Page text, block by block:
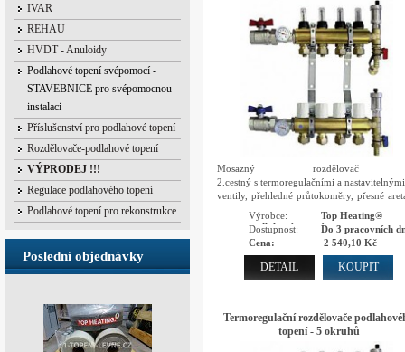
IVAR
REHAU
HVDT - Anuloidy
Podlahové topení svépomocí -
STAVEBNICE pro svépomocnou
instalaci
Příslušenství pro podlahové topení
Rozdělovače-podlahové topení
VÝPRODEJ !!!
Regulace podlahového topení
Podlahové topení pro rekonstrukce
Poslední objednávky
Mosazný
2.cestný s termoregulačními a
ventily, přehledné průtokoměry, přesné
vypouštěcí ventily
Výrobce:
Top Heating®
podlahové topení
Dostupnost:
Do 3 pracovních
Cena:
2 540,10 Kč
KOUPIT
DETAIL
Termoregulační rozdělovače
topení - 5 okruhů